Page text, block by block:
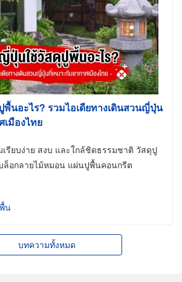
นอะไร? รวมไอเดียทางเดินสวนญี่ปุ่น
มืองไทย
รียบง่าย สงบ และใกล้ชิดธรรมชาติ วัสดุปู
อกลายไม้หมอน แผ่นปูพื้นคอนกรีต
น
บทความทั้งหมด